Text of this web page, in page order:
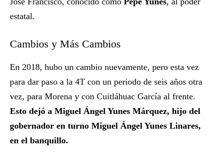
estatal.
Cambios y Más Cambios
En 2018, hubo un cambio nuevamente, pero esta vez
para dar paso a la 4T con un periodo de seis años otra
vez, para Morena y con Cuitláhuac García al frente.
Esto dejó a Miguel Ángel Yunes Márquez, hijo del
gobernador en turno Miguel Ángel Yunes Linares,
en el banquillo.